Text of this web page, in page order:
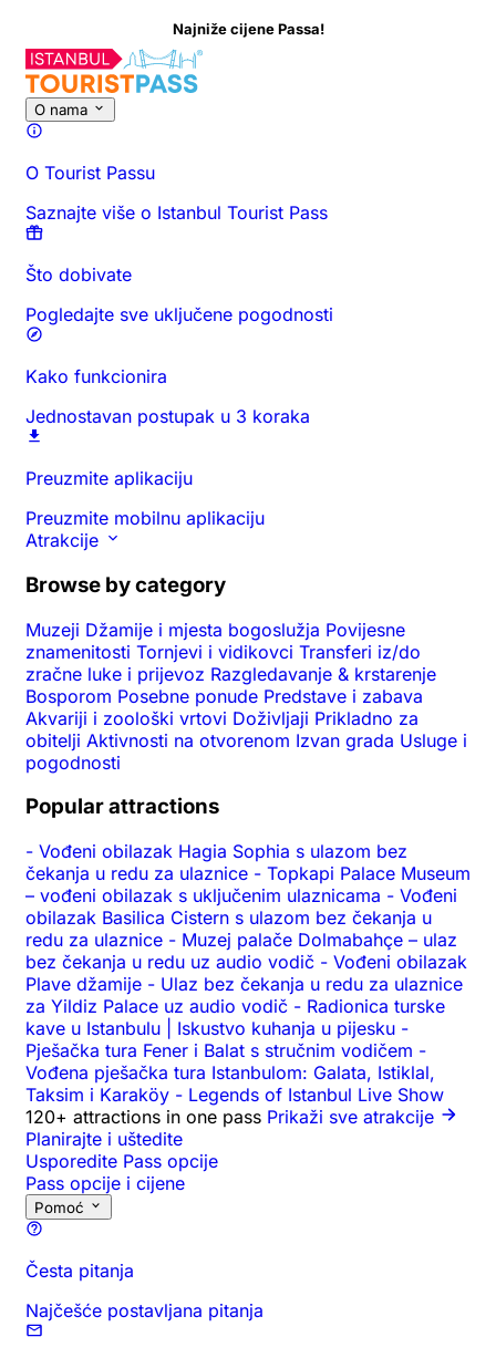
O nama
O Tourist Passu
Saznajte više o Istanbul Tourist Pass
Što dobivate
Pogledajte sve uključene pogodnosti
Kako funkcionira
Jednostavan postupak u 3 koraka
Preuzmite aplikaciju
Preuzmite mobilnu aplikaciju
Atrakcije
Browse by category
Muzeji Džamije i mjesta bogoslužja Povijesne
znamenitosti Tornjevi i vidikovci Transferi iz/do
zračne luke i prijevoz Razgledavanje & krstarenje
Bosporom Posebne ponude Predstave i zabava
Akvariji i zoološki vrtovi Doživljaji Prikladno za
obitelji Aktivnosti na otvorenom Izvan grada Usluge i
pogodnosti
Popular attractions
- Vođeni obilazak Hagia Sophia s ulazom bez
čekanja u redu za ulaznice - Topkapi Palace Museum
– vođeni obilazak s uključenim ulaznicama - Vođeni
obilazak Basilica Cistern s ulazom bez čekanja u
redu za ulaznice - Muzej palače Dolmabahçe – ulaz
bez čekanja u redu uz audio vodič - Vođeni obilazak
Plave džamije - Ulaz bez čekanja u redu za ulaznice
za Yildiz Palace uz audio vodič - Radionica turske
kave u Istanbulu | Iskustvo kuhanja u pijesku -
Pješačka tura Fener i Balat s stručnim vodičem -
Vođena pješačka tura Istanbulom: Galata, Istiklal,
Taksim i Karaköy - Legends of Istanbul Live Show
120+ attractions in one pass Prikaži sve atrakcije
Planirajte i uštedite
Usporedite Pass opcije
Pass opcije i cijene
Pomoć
Česta pitanja
Najčešće postavljana pitanja